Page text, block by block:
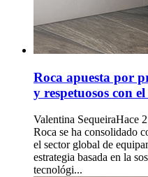
Roca apuesta por
y respetuosos con
Valentina SequeiraHace
Roca se ha consolidado
el sector global de
estrategia basada en la
tecnológi...